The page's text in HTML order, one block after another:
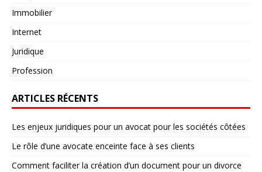
Immobilier
Internet
Juridique
Profession
ARTICLES RÉCENTS
Les enjeux juridiques pour un avocat pour les sociétés côtées
Le rôle d’une avocate enceinte face à ses clients
Comment faciliter la création d’un document pour un divorce